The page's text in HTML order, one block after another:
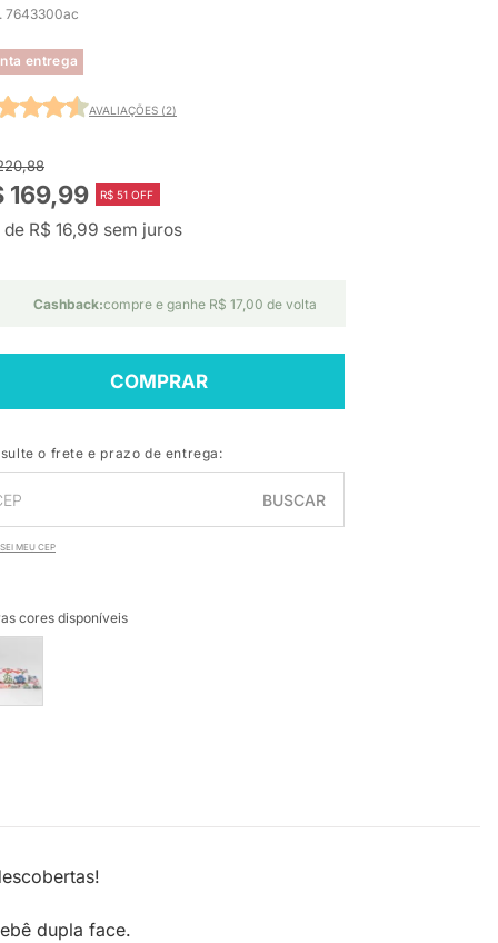
7643300ac
entrega
AVALIAÇÕES (2)
169,99 R$ 51 OFF
de R$ 16,99 sem juros
Cashback:compre e ganhe R$ 17,00 de volta
COMPRAR
o frete e prazo de entrega:
BUSCAR
MEU CEP
cores disponíveis
dupla face.